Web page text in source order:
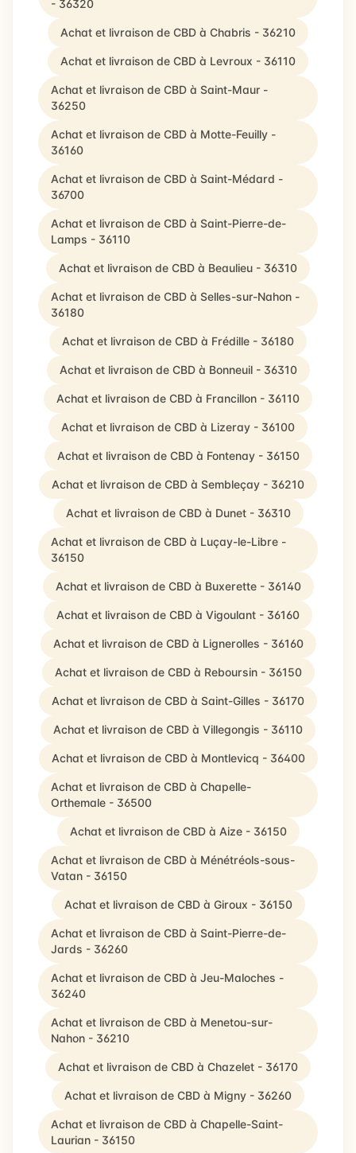
- 36320
Achat et livraison de CBD à Chabris - 36210
Achat et livraison de CBD à Levroux - 36110
Achat et livraison de CBD à Saint-Maur -
36250
Achat et livraison de CBD à Motte-Feuilly -
36160
Achat et livraison de CBD à Saint-Médard -
36700
Achat et livraison de CBD à Saint-Pierre-de-
Lamps - 36110
Achat et livraison de CBD à Beaulieu - 36310
Achat et livraison de CBD à Selles-sur-Nahon -
36180
Achat et livraison de CBD à Frédille - 36180
Achat et livraison de CBD à Bonneuil - 36310
Achat et livraison de CBD à Francillon - 36110
Achat et livraison de CBD à Lizeray - 36100
Achat et livraison de CBD à Fontenay - 36150
Achat et livraison de CBD à Sembleçay - 36210
Achat et livraison de CBD à Dunet - 36310
Achat et livraison de CBD à Luçay-le-Libre -
36150
Achat et livraison de CBD à Buxerette - 36140
Achat et livraison de CBD à Vigoulant - 36160
Achat et livraison de CBD à Lignerolles - 36160
Achat et livraison de CBD à Reboursin - 36150
Achat et livraison de CBD à Saint-Gilles - 36170
Achat et livraison de CBD à Villegongis - 36110
Achat et livraison de CBD à Montlevicq - 36400
Achat et livraison de CBD à Chapelle-
Orthemale - 36500
Achat et livraison de CBD à Aize - 36150
Achat et livraison de CBD à Ménétréols-sous-
Vatan - 36150
Achat et livraison de CBD à Giroux - 36150
Achat et livraison de CBD à Saint-Pierre-de-
Jards - 36260
Achat et livraison de CBD à Jeu-Maloches -
36240
Achat et livraison de CBD à Menetou-sur-
Nahon - 36210
Achat et livraison de CBD à Chazelet - 36170
Achat et livraison de CBD à Migny - 36260
Achat et livraison de CBD à Chapelle-Saint-
Laurian - 36150